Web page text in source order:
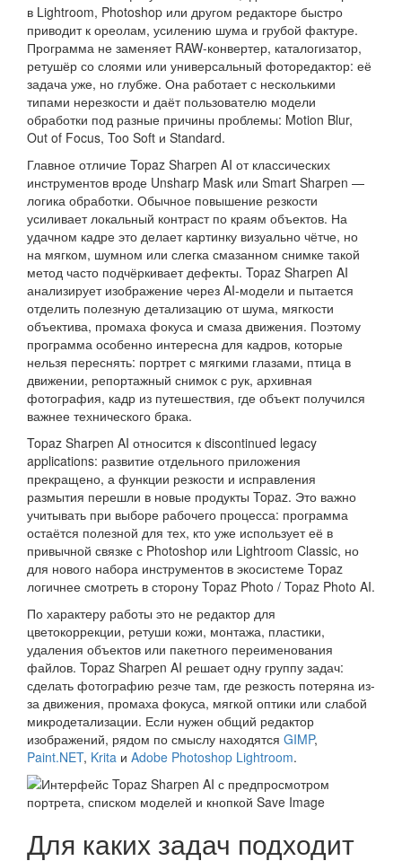
в Lightroom, Photoshop или другом редакторе быстро
приводит к ореолам, усилению шума и грубой фактуре.
Программа не заменяет RAW-конвертер, каталогизатор,
ретушёр со слоями или универсальный фоторедактор: её
задача уже, но глубже. Она работает с несколькими
типами нерезкости и даёт пользователю модели
обработки под разные причины проблемы: Motion Blur,
Out of Focus, Too Soft и Standard.
Главное отличие Topaz Sharpen AI от классических
инструментов вроде Unsharp Mask или Smart Sharpen —
логика обработки. Обычное повышение резкости
усиливает локальный контраст по краям объектов. На
удачном кадре это делает картинку визуально чётче, но
на мягком, шумном или слегка смазанном снимке такой
метод часто подчёркивает дефекты. Topaz Sharpen AI
анализирует изображение через AI-модели и пытается
отделить полезную детализацию от шума, мягкости
объектива, промаха фокуса и смаза движения. Поэтому
программа особенно интересна для кадров, которые
нельзя переснять: портрет с мягкими глазами, птица в
движении, репортажный снимок с рук, архивная
фотография, кадр из путешествия, где объект получился
важнее технического брака.
Topaz Sharpen AI относится к discontinued legacy
applications: развитие отдельного приложения
прекращено, а функции резкости и исправления
размытия перешли в новые продукты Topaz. Это важно
учитывать при выборе рабочего процесса: программа
остаётся полезной для тех, кто уже использует её в
привычной связке с Photoshop или Lightroom Classic, но
для нового набора инструментов в экосистеме Topaz
логичнее смотреть в сторону Topaz Photo / Topaz Photo AI.
По характеру работы это не редактор для
цветокоррекции, ретуши кожи, монтажа, пластики,
удаления объектов или пакетного переименования
файлов. Topaz Sharpen AI решает одну группу задач:
сделать фотографию резче там, где резкость потеряна из-
за движения, промаха фокуса, мягкой оптики или слабой
микродетализации. Если нужен общий редактор
изображений, рядом по смыслу находятся GIMP,
Paint.NET, Krita и Adobe Photoshop Lightroom.
Для каких задач подходит